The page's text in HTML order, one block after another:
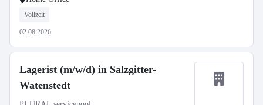
Vollzeit
02.08.2026
Lagerist (m/w/d) in Salzgitter-
Watenstedt